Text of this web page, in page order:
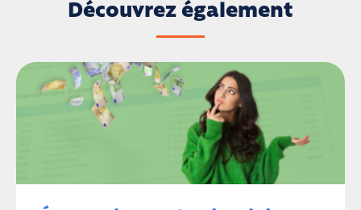
Découvrez également